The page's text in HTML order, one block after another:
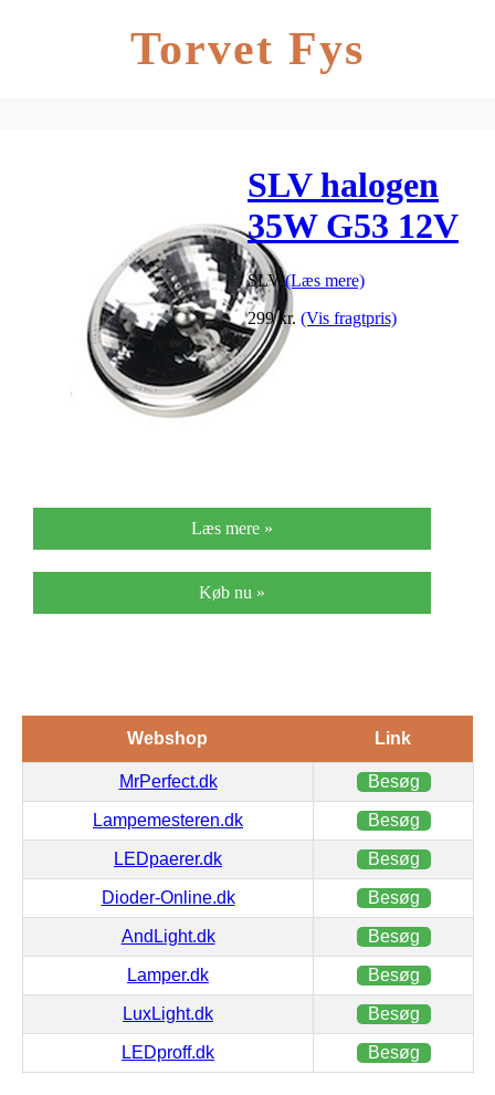
Torvet Fys
SLV halogen
35W G53 12V
SLV(Læs mere)
299 kr. (Vis fragtpris)
Læs mere »
Køb nu »
Webshop Link
MrPerfect.dk Besøg
Lampemesteren.dk Besøg
LEDpaerer.dk Besøg
Dioder-Online.dk Besøg
AndLight.dk Besøg
Lamper.dk Besøg
LuxLight.dk Besøg
LEDproff.dk Besøg